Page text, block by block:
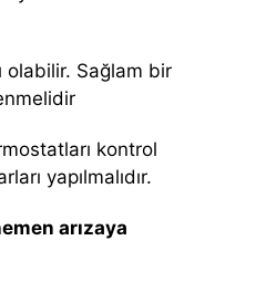
olabilir. Sağlam bir
kontrol
yapılmalıdır.
arızaya